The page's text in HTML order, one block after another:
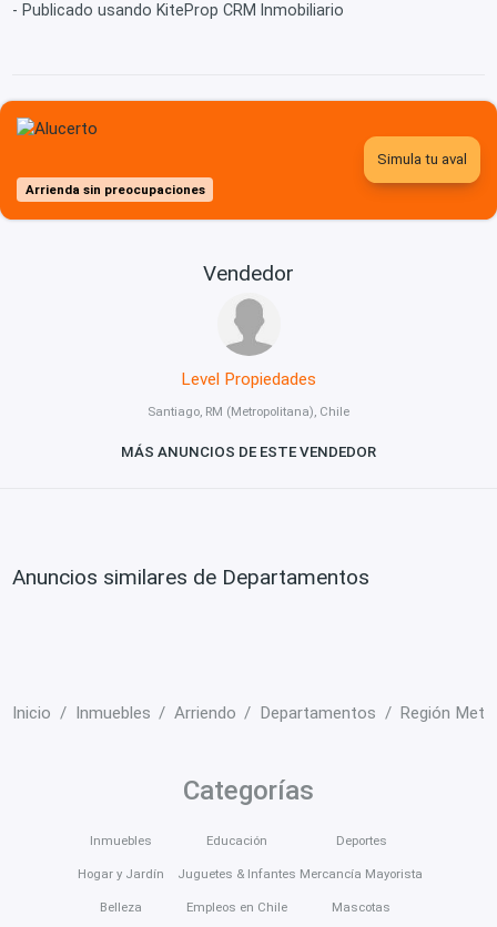
- Publicado usando KiteProp CRM Inmobiliario
Arrienda sin preocupaciones
Simula tu aval
Vendedor
Level Propiedades
Santiago, RM (Metropolitana), Chile
MÁS ANUNCIOS DE ESTE VENDEDOR
Anuncios similares de Departamentos
Inicio Inmuebles Arriendo Departamentos Región
Categorías
Inmuebles
Hogar y Jardín
Belleza
Educación
Juguetes & Infantes
Empleos en Chile
Deportes
Mercancía Mayorista
Mascotas